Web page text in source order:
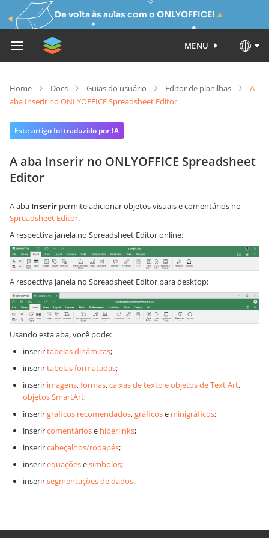
De volta às aulas com o ONLYOFFICE!
MENU
Home Docs Guias do usuário Editor de planilhas
A
aba Inserir no ONLYOFFICE Spreadsheet Editor
Este artigo foi traduzido por IA
A aba Inserir no ONLYOFFICE Spreadsheet
Editor
A aba Inserir permite adicionar objetos visuais e comentários no
Spreadsheet Editor.
A respectiva janela no Spreadsheet Editor online:
A respectiva janela no Spreadsheet Editor para desktop:
Usando esta aba, você pode:
inserirtabelas dinâmicas;
inserirtabelas formatadas;
inserir imagens,formas,caixas de texto e objetos de Text Art,
objetos SmartArt;
inserirgráficos recomendados,gráficose minigráficos;
inserircomentáriose hiperlinks;
inserircabeçalhos/rodapés;
inserirequaçõesesímbolos;
inserirsegmentações de dados.